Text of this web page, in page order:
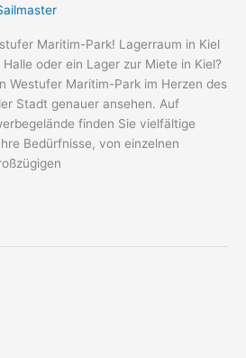
Maritim-Park! Lagerraum in Kiel
oder ein Lager zur Miete in Kiel?
Westufer Maritim-Park im Herzen des
Stadt genauer ansehen. Auf
finden Sie vielfältige
Bedürfnisse, von einzelnen